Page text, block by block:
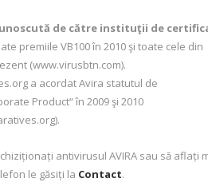
de către instituţii de
premiile VB100 în 2010 şi toate cele din
(www.virusbtn.com).
a acordat Avira statutul de
Product“ în 2009 şi 2010
antivirusul AVIRA sau să aflați
le găsiți la Contact.